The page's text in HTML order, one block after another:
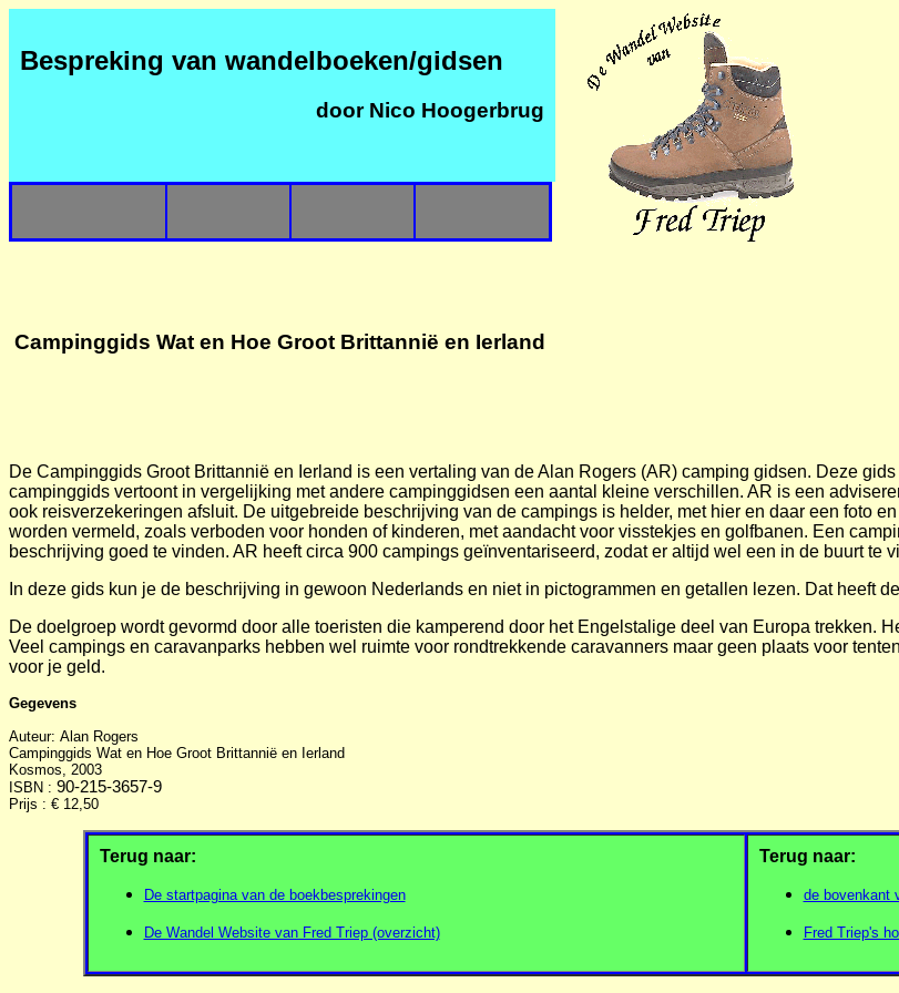
Bespreking van wandelboeken/gidsen
door Nico Hoogerbrug
Campinggids Wat en Hoe Groot Brittannië en Ierland
De Campinggids Groot Brittannië en Ierland is een vertaling van de Alan Rogers (AR) camping gidsen. Deze
campinggids vertoont in vergelijking met andere campinggidsen een aantal kleine verschillen. AR is een
ook reisverzekeringen afsluit. De uitgebreide beschrijving van de campings is helder, met hier en daar een foto
worden vermeld, zoals verboden voor honden of kinderen, met aandacht voor visstekjes en golfbanen. Een
beschrijving goed te vinden. AR heeft circa 900 campings geïnventariseerd, zodat er altijd wel een in de buurt
In deze gids kun je de beschrijving in gewoon Nederlands en niet in pictogrammen en getallen lezen. Dat heeft
De doelgroep wordt gevormd door alle toeristen die kamperend door het Engelstalige deel van Europa trekken.
Veel campings en caravanparks hebben wel ruimte voor rondtrekkende caravanners maar geen plaats voor
voor je geld.
Gegevens
Auteur: Alan Rogers
Campinggids Wat en Hoe Groot Brittannië en Ierland
Kosmos, 2003
ISBN : 90-215-3657-9
Prijs : € 12,50
Terug naar:
De startpagina van de boekbesprekingen
De Wandel Website van Fred Triep (overzicht)
Terug naar:
de bovenkant
Fred Triep's